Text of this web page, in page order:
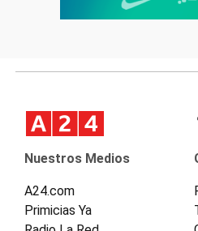
Nuestros Medios
A24.com
Primicias Ya